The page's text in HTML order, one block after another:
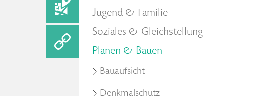
Jugend & Familie
Soziales & Gleichstellung
Planen & Bauen
Bauaufsicht
Denkmalschutz